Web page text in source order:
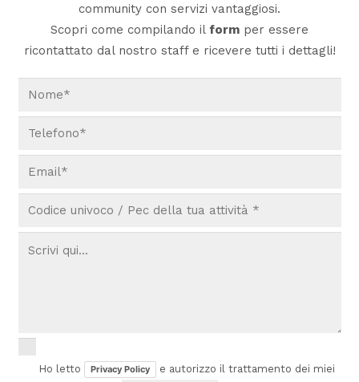
community con servizi vantaggiosi.
Scopri come compilando il form per essere
ricontattato dal nostro staff e ricevere tutti i dettagli!
Ho letto Privacy Policy
e autorizzo il trattamento dei miei